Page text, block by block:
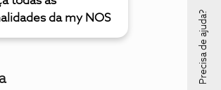
da my NOS
Precisa de ajuda?